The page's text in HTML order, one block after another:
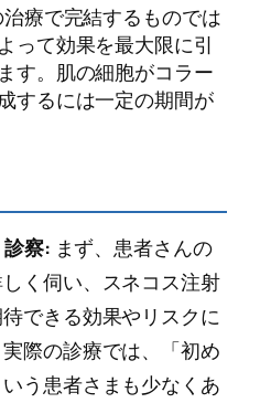
療で完結するものでは
って効果を最大限に引
す。肌の細胞がコラー
するには一定の期間が
察: まず、患者さんの
く伺い、スネコス注射
できる効果やリスクに
際の診療では、「初め
う患者さまも少なくあ